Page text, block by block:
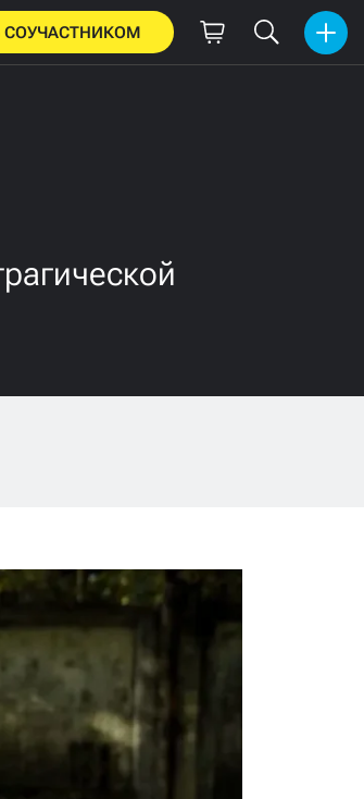
СОУЧАСТНИКОМ